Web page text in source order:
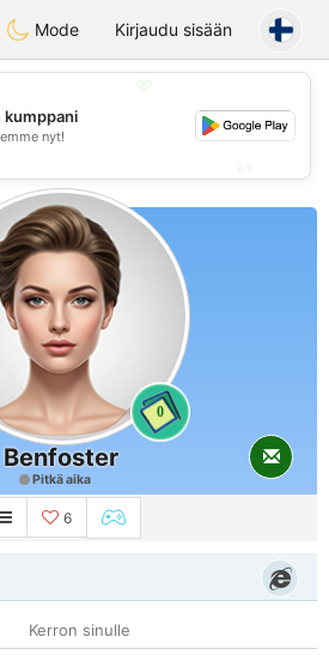
Handi Space
Mode Kirjaudu sisään
💕
kumppani
nyt!
0
Benfoster
Pitkä aika
6
Kerron sinulle